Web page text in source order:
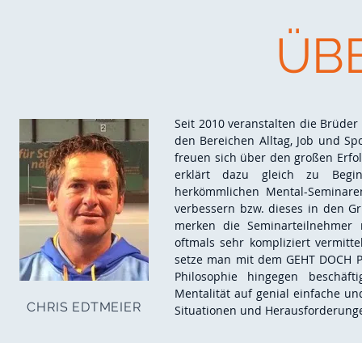
CHRIS EDTMEIER
Seit 2010 veranstalten die
den Bereichen Alltag, Job und
freuen sich über den großen
erklärt dazu gleich zu
herkömmlichen Mental-
verbessern bzw. dieses in den
merken die
oftmals sehr kompliziert
setze man mit dem GEHT DOCH
Philosophie hingegen
Mentalität auf genial einfache
Situationen und